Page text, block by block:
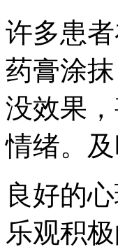
许多患
药膏涂
没效果
情绪。
良好的
乐观积